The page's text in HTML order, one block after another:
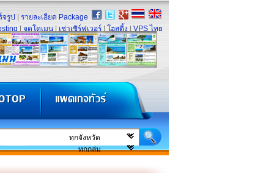
จรูป
รายละเอียด Package
จดโดเมน เช่าเซิร์ฟเวอร์ โฮสติ้ง VPS ไทย